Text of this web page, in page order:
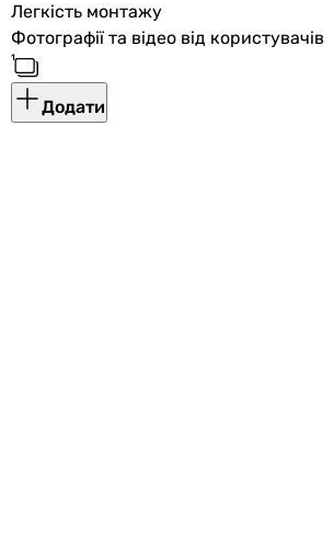
Легкість монтажу
Фотографії та відео від користувачів
Додати